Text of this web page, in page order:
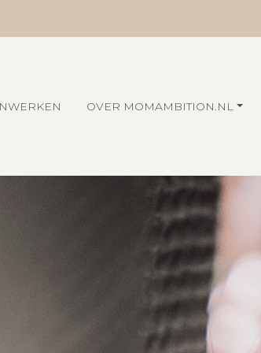
OVER MOMAMBITION.NL